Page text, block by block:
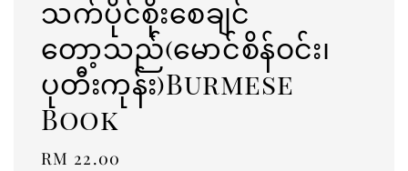
သက်ပိုင်စိုးစေချင်
တော့သည်(မောင်စိန်ဝင်း၊
ပုတီးကုန်း)Burmese
Book
Regular
RM 22.00